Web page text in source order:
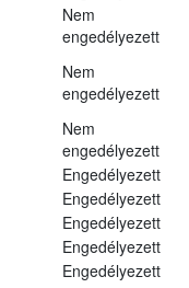
Nem
engedélyezett
Nem
engedélyezett
Nem
engedélyezett
Engedélyezett
Engedélyezett
Engedélyezett
Engedélyezett
Engedélyezett